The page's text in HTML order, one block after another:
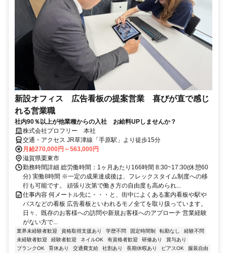
新設オフィス 広告看板の提案営業 喜びが直で感じ
れる営業職
社内90％以上が他業種からの入社 お給料UPしませんか？
株式会社プロフリー 本社
交通・アクセス JR草津線「手原駅」より徒歩15分
月給270,000円～563,000円
滋賀県栗東市
勤務時間詳細 総労働時間：1ヶ月あたり166時間 8:30~17:30(休憩60
分) 実働8時間 ※一定の成果達成後は、フレックスタイム制度への移
行も可能です。 頑張り次第で働き方の自由度も高められ...
仕事内容 何メートル先に・・・と、街中によくある案内看板や駅や
バスなどの看板 広告看板といわれるモノ全てを取り扱っています。
日々、既存のお客様への訪問や新規お客様へのアプローチ 営業経験
がない方で...
業界未経験者歓迎 資格取得支援あり 学歴不問 固定時間制 転勤なし
経験不問
未経験者歓迎
経験者歓迎 ネイルOK 有資格者歓迎 研修あり
賞与あり
ブランクOK
育休あり 交通費支給 社割あり 長期休暇あり ピアスOK
服装自由